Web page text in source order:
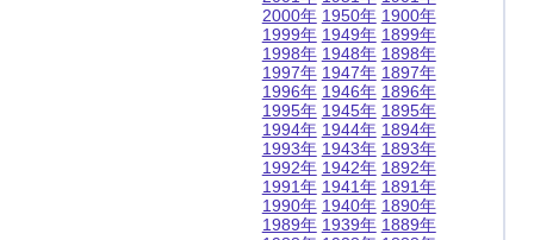
2000年
1999年
1998年
1997年
1996年
1995年
1994年
1993年
1992年
1991年
1990年
1989年
1950年
1949年
1948年
1947年
1946年
1945年
1944年
1943年
1942年
1941年
1940年
1939年
1900年
1899年
1898年
1897年
1896年
1895年
1894年
1893年
1892年
1891年
1890年
1889年